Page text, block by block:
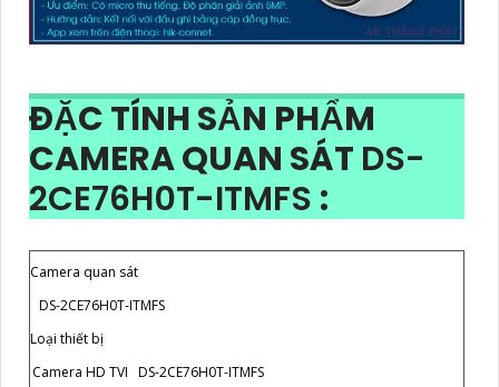
ĐẶC TÍNH SẢN PHẨM
CAMERA QUAN SÁT DS-
2CE76H0T-ITMFS :
Camera quan sát
DS-2CE76H0T-ITMFS
Loại thiết bị
Camera HD TVI DS-2CE76H0T-ITMFS